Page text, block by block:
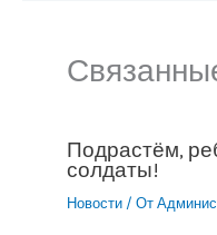
Подрастём,
солдаты!
Новости / От